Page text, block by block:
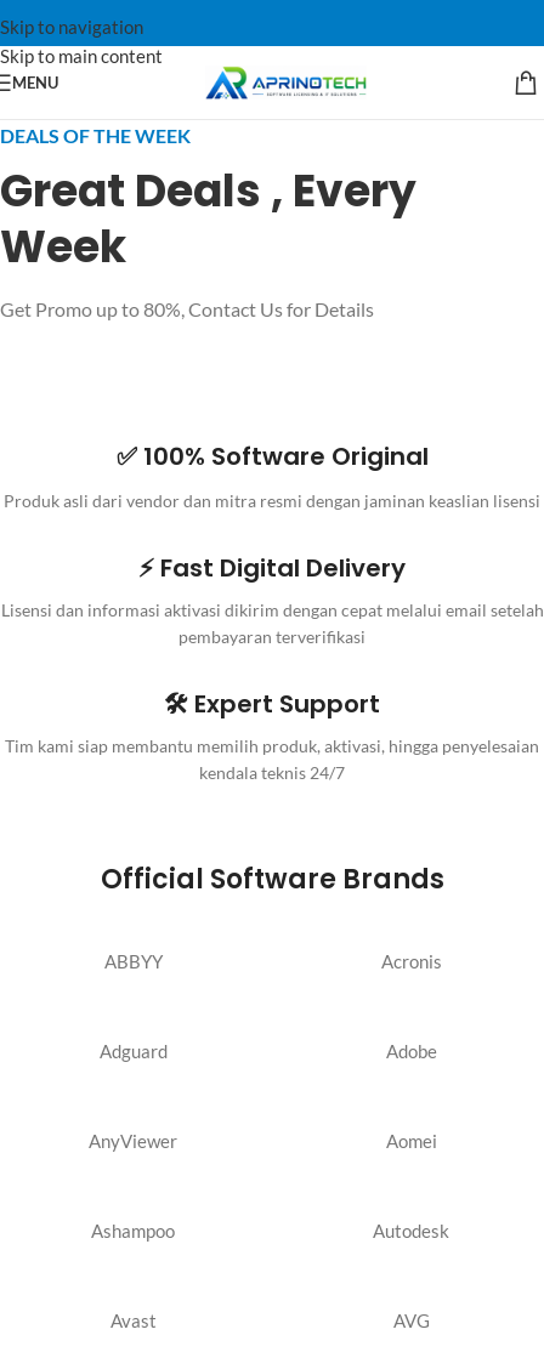
Skip to navigation
Skip to main content
MENU
DEALS OF THE WEEK
Great Deals , Every
Week
Get Promo up to 80%, Contact Us for Details
✅ 100% Software Original
Produk asli dari vendor dan mitra resmi dengan jaminan keaslian lisensi
⚡ Fast Digital Delivery
Lisensi dan informasi aktivasi dikirim dengan cepat melalui email setelah
pembayaran terverifikasi
🛠️ Expert Support
Tim kami siap membantu memilih produk, aktivasi, hingga penyelesaian
kendala teknis 24/7
Official Software Brands
ABBYY Acronis
Adguard Adobe
AnyViewer Aomei
Ashampoo Autodesk
Avast AVG